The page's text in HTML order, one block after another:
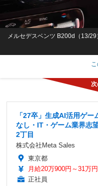
メルセデスベンツ B200d（13/29
「27卒」生成AI活用ゲ
なし・IT・ゲーム業界志
2丁目
株式会社Meta Sales
東京都
月給20万900円～31万円
正社員